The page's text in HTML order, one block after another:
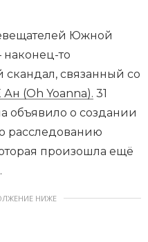
Южной
то
скандал, связанный со
(Oh Yoanna). 31
объявило о создании
расследованию
произошла ещё
НИЖЕ